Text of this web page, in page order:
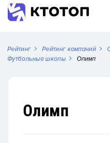
Рейтинг Рейтинг компаний
Футбольные школы
Олимп
Олимп